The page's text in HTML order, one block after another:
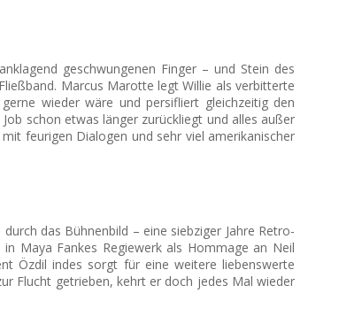
geschwungenen Finger – und Stein des
Marcus Marotte legt Willie als verbitterte
wieder wäre und persifliert gleichzeitig den
schon etwas länger zurückliegt und alles außer
feurigen Dialogen und sehr viel amerikanischer
das Bühnenbild – eine siebziger Jahre Retro-
Maya Fankes Regiewerk als Hommage an Neil
Özdil indes sorgt für eine weitere liebenswerte
Flucht getrieben, kehrt er doch jedes Mal wieder